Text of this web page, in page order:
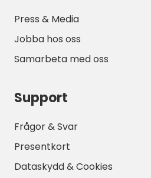
Press & Media
Jobba hos oss
Samarbeta med oss
Support
Frågor & Svar
Presentkort
Dataskydd & Cookies